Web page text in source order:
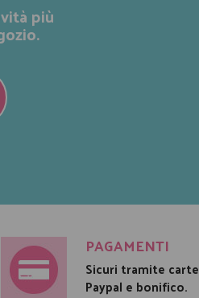
più
PAGAMENTI
Sicuri tramite
Paypal e bonifico.